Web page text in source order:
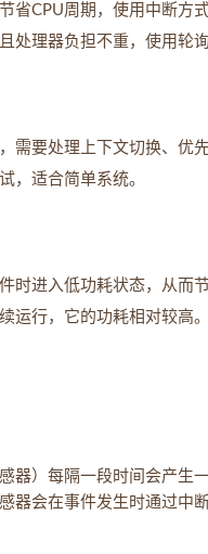
省CPU周期，使用中断方
处理器负担不重，使用轮
需要处理上下文切换、优
，适合简单系统。
时进入低功耗状态，从而节
运行，它的功耗相对较高。
器）每隔一段时间会产生
器会在事件发生时通过中